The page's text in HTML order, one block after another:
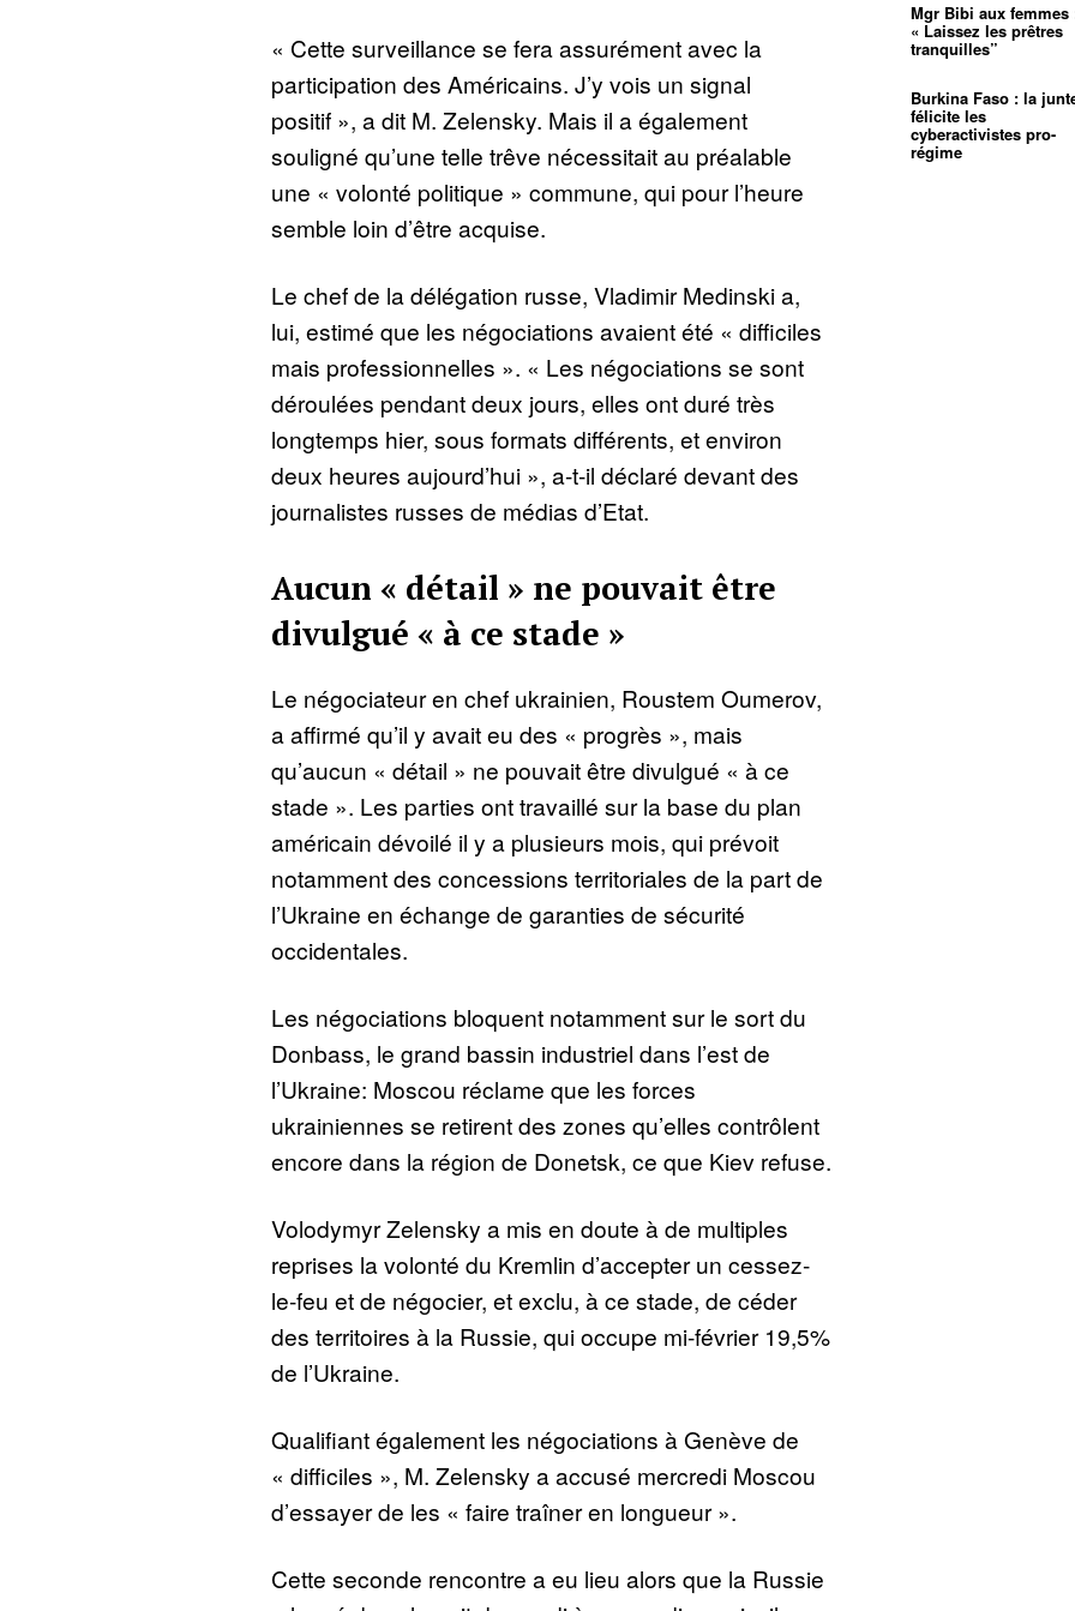
« Cette surveillance se fera assurément avec la
participation des Américains. J’y vois un signal
positif », a dit M. Zelensky. Mais il a également
souligné qu’une telle trêve nécessitait au préalable
une « volonté politique » commune, qui pour l’heure
semble loin d’être acquise.
Le chef de la délégation russe, Vladimir Medinski a,
lui, estimé que les négociations avaient été « difficiles
mais professionnelles ». « Les négociations se sont
déroulées pendant deux jours, elles ont duré très
longtemps hier, sous formats différents, et environ
deux heures aujourd’hui », a-t-il déclaré devant des
journalistes russes de médias d’Etat.
Aucun « détail » ne pouvait être
divulgué « à ce stade »
Le négociateur en chef ukrainien, Roustem Oumerov,
a affirmé qu’il y avait eu des « progrès », mais
qu’aucun « détail » ne pouvait être divulgué « à ce
stade ». Les parties ont travaillé sur la base du plan
américain dévoilé il y a plusieurs mois, qui prévoit
notamment des concessions territoriales de la part de
l’Ukraine en échange de garanties de sécurité
occidentales.
Les négociations bloquent notamment sur le sort du
Donbass, le grand bassin industriel dans l’est de
l’Ukraine: Moscou réclame que les forces
ukrainiennes se retirent des zones qu’elles contrôlent
encore dans la région de Donetsk, ce que Kiev refuse.
Volodymyr Zelensky a mis en doute à de multiples
reprises la volonté du Kremlin d’accepter un cessez-
le-feu et de négocier, et exclu, à ce stade, de céder
des territoires à la Russie, qui occupe mi-février 19,5%
de l’Ukraine.
Qualifiant également les négociations à Genève de
« difficiles », M. Zelensky a accusé mercredi Moscou
d’essayer de les « faire traîner en longueur ».
Cette seconde rencontre a eu lieu alors que la Russie
Mgr Bibi aux femmes
« Laissez les prêtres
tranquilles”
Burkina Faso : la
félicite les
cyberactivistes pro-
régime